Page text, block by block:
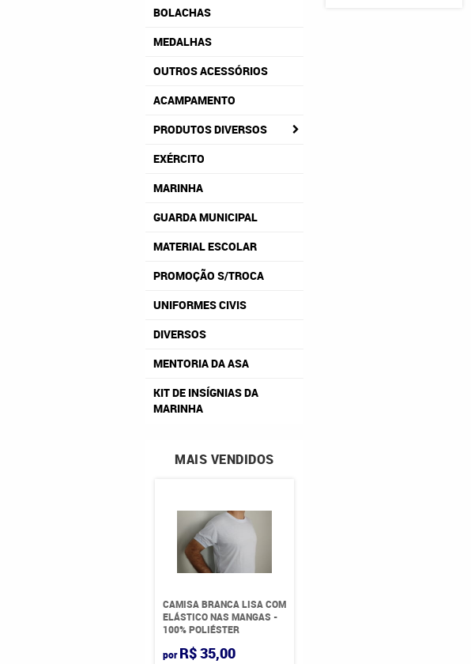
BOLACHAS
MEDALHAS
OUTROS ACESSÓRIOS
ACAMPAMENTO
PRODUTOS DIVERSOS
EXÉRCITO
MARINHA
GUARDA MUNICIPAL
MATERIAL ESCOLAR
PROMOÇÃO S/TROCA
UNIFORMES CIVIS
DIVERSOS
MENTORIA DA ASA
KIT DE INSÍGNIAS DA
MARINHA
MAIS VENDIDOS
CAMISA BRANCA LISA COM
ELÁSTICO NAS MANGAS -
100% POLIÉSTER
por R$ 35,00